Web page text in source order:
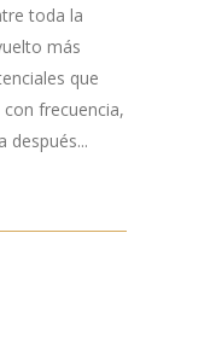
toda la
más
que
frecuencia,
después...